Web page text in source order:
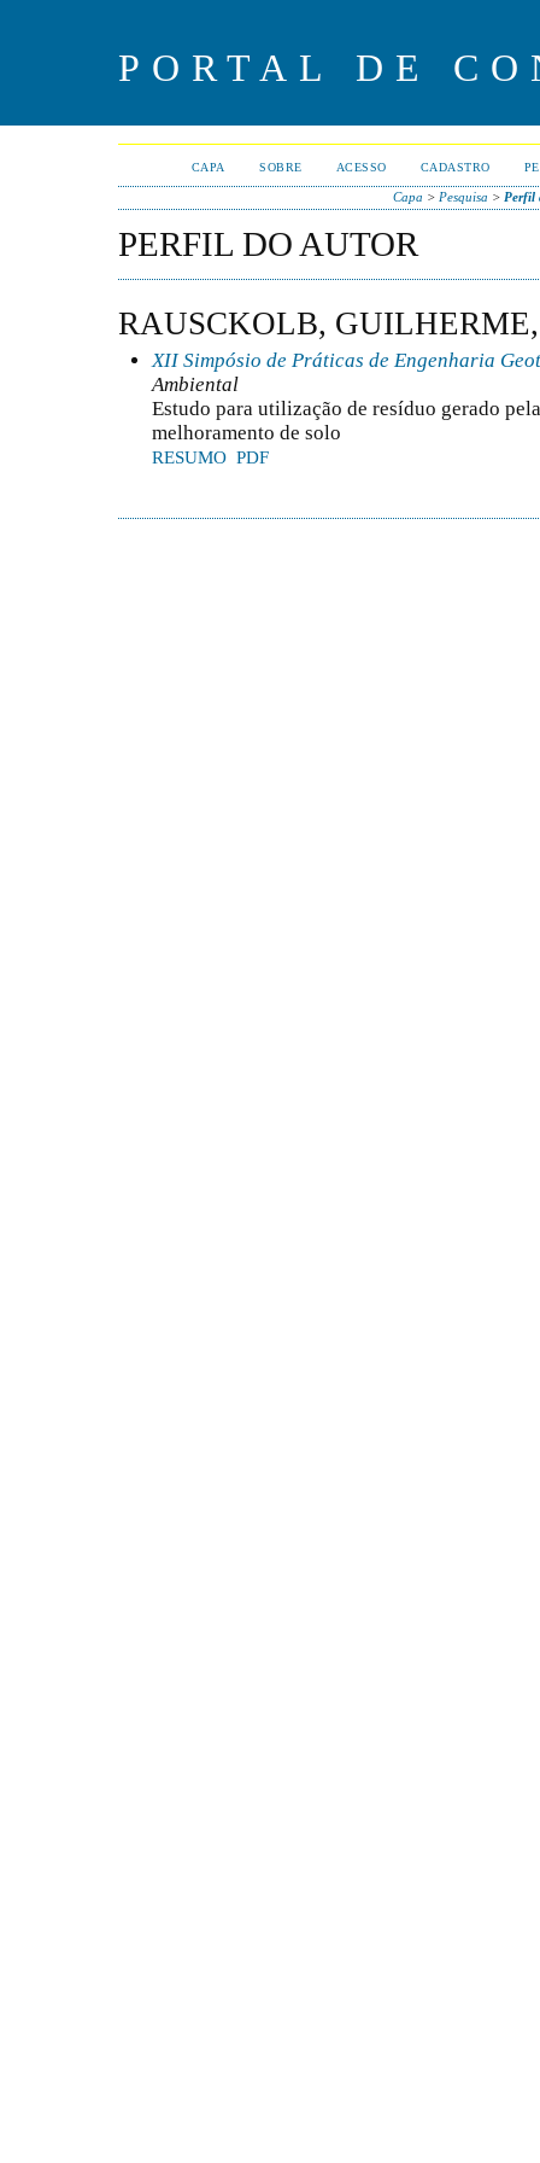
PORTAL DE
CAPA SOBRE ACESSO CADASTRO
Capa > Pesquisa > Perfil
PERFIL DO AUTOR
RAUSCKOLB,
XII Simpósio de Práticas de Engenharia
Ambiental
Estudo para utilização de resíduo gerado
melhoramento de solo
RESUMO PDF